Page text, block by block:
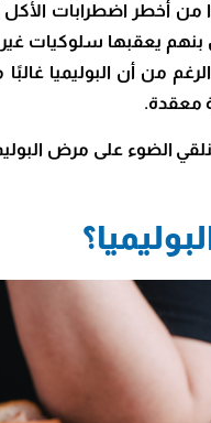
من أخطر اضطرابات
بنهم يعقبها سلوكيات
من أن البوليميا
معقدة.
الضوء على مرض